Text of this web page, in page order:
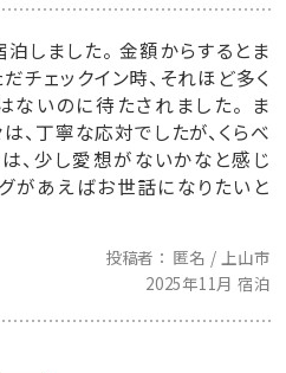
しました。 金額からするとま
ェックイン時、それほど多く
いのに待たされました。 ま
、丁寧な応対でしたが、くらべ
、少し愛想がないかなと感じ
グがあえばお世話になりたいと
投稿者
匿名 / 上山市
2025年11月 宿泊